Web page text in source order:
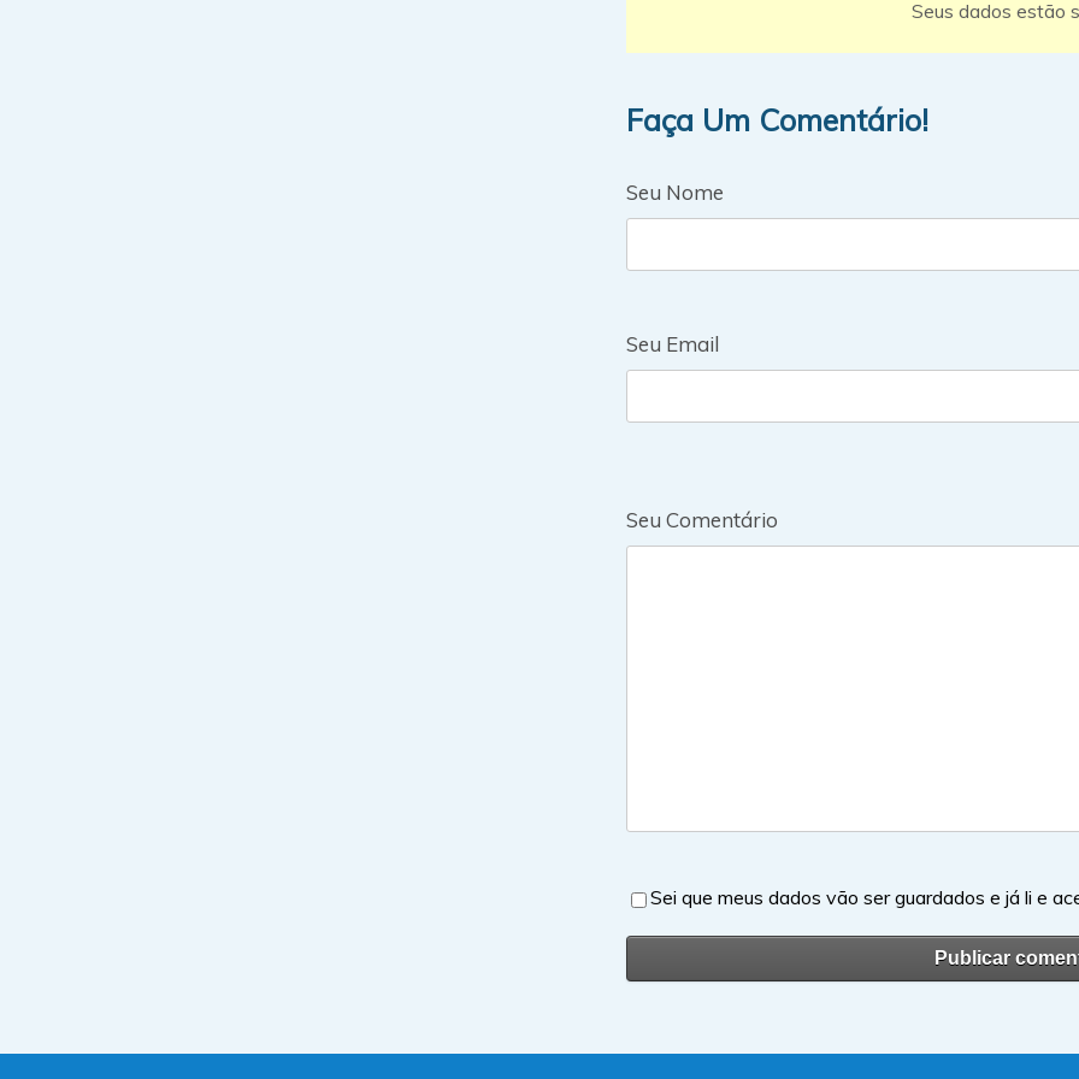
Seus dados estão
Faça Um Comentário!
Seu Nome
Seu Email
Seu Comentário
Sei que meus dados vão ser guardados e já li e